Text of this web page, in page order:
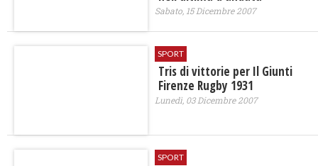
Sabato, 15 Dicembre 2007
SPORT
Tris di vittorie per Il Giunti
Firenze Rugby 1931
Lunedì, 03 Dicembre 2007
SPORT